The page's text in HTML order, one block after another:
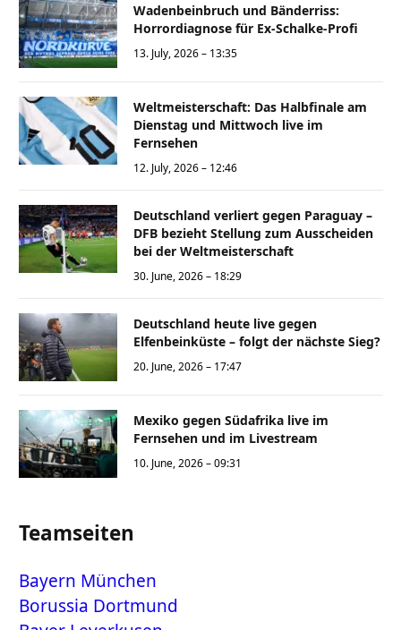
Wadenbeinbruch und Bänderriss:
Horrordiagnose für Ex-Schalke-Profi
13. July, 2026 – 13:35
Weltmeisterschaft: Das Halbfinale am
Dienstag und Mittwoch live im
Fernsehen
12. July, 2026 – 12:46
Deutschland verliert gegen Paraguay –
DFB bezieht Stellung zum Ausscheiden
bei der Weltmeisterschaft
30. June, 2026 – 18:29
Deutschland heute live gegen
Elfenbeinküste – folgt der nächste Sieg?
20. June, 2026 – 17:47
Mexiko gegen Südafrika live im
Fernsehen und im Livestream
10. June, 2026 – 09:31
Teamseiten
Bayern München
Borussia Dortmund